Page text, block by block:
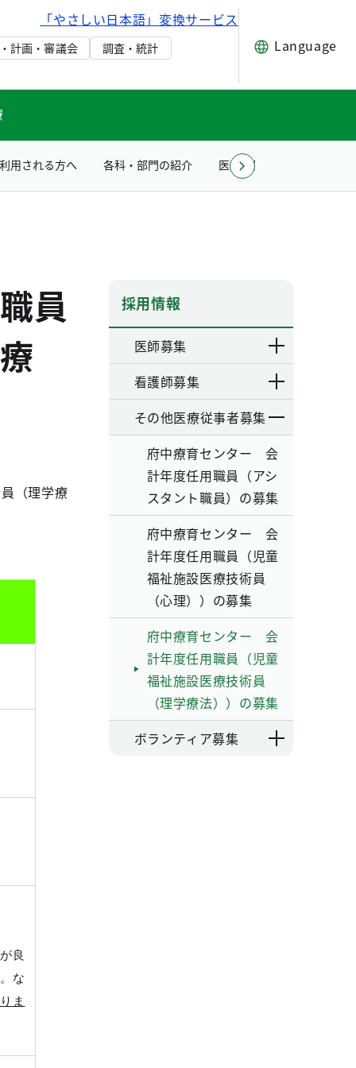
「やさしい日本語」変換サービス
計画・審議会 調査・統計 Language
用される方へ 各科・部門の紹介 医療関係者の方へ
員
（理学療
良
な
ま
採用情報
医師募集
看護師募集
その他医療従事者募集
府中療育センター 会
計年度任用職員（アシ
スタント職員）の募集
府中療育センター 会
計年度任用職員（児童
福祉施設医療技術員
（心理））の募集
府中療育センター 会
計年度任用職員（児童
福祉施設医療技術員
（理学療法））の募集
ボランティア募集